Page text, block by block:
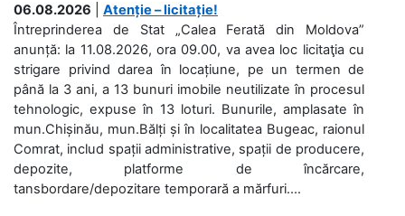
06.08.2026
Atenție – licitație!
Întreprinderea de Stat „Calea Ferată din Moldova”
anunță: la 11.08.2026, ora 09.00, va avea loc licitaţia cu
strigare privind darea în locațiune, pe un termen de
până la 3 ani, a 13 bunuri imobile neutilizate în procesul
tehnologic, expuse în 13 loturi. Bunurile, amplasate în
mun.Chișinău, mun.Bălți și în localitatea Bugeac, raionul
Comrat, includ spații administrative, spații de producere,
depozite, platforme de încărcare,
tansbordare/depozitare temporară a mărfuri....